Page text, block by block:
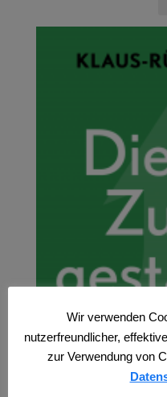
Wir verwenden
nutzerfreundlicher,
zur Verwendung von